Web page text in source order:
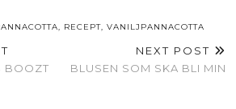
RECEPT VANILJPANNACOTTA
BOOZT
NEXT POST
BLUSEN SOM SKA BLI MIN